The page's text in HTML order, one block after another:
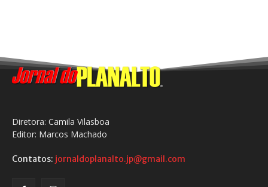
Diretora: Camila Vilasboa
Editor: Marcos Machado
Contatos: jornaldoplanalto.jp@gmail.com